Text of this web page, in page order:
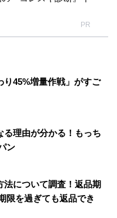
PR
り45%増量作戦」がすご
る理由が分かる！もっち
ン
法について調査！返品期
限を過ぎても返品でき